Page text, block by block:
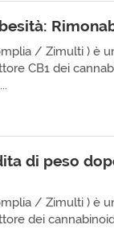
/ Zimulti ) è
CB1 dei
di peso
/ Zimulti ) è
dei